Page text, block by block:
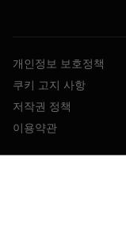
개인정보 보호정책
쿠키 고지 사항
저작권 정책
이용약관